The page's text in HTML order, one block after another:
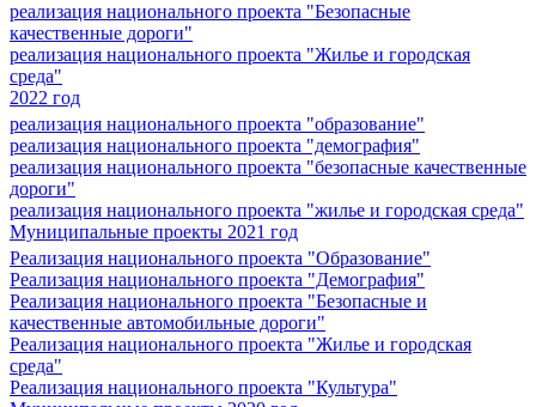
реализация национального проекта "Безопасные
качественные дороги"
реализация национального проекта "Жилье и городская
среда"
2022 год
реализация национального проекта "образование"
реализация национального проекта "демография"
реализация национального проекта "безопасные качественные
дороги"
реализация национального проекта "жилье и городская среда"
Муниципальные проекты 2021 год
Реализация национального проекта "Образование"
Реализация национального проекта "Демография"
Реализация национального проекта "Безопасные и
качественные автомобильные дороги"
Реализация национального проекта "Жилье и городская
среда"
Реализация национального проекта "Культура"